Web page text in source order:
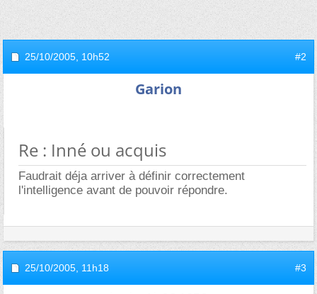
25/10/2005, 10h52 #2
Garion
Re : Inné ou acquis
Faudrait déja arriver à définir correctement
l'intelligence avant de pouvoir répondre.
25/10/2005, 11h18 #3